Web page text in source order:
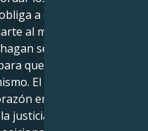
a defender lo que
al margen, aunque
sentir incómodo,
que puedas dar a
El truco está en
empático y un
justicia.